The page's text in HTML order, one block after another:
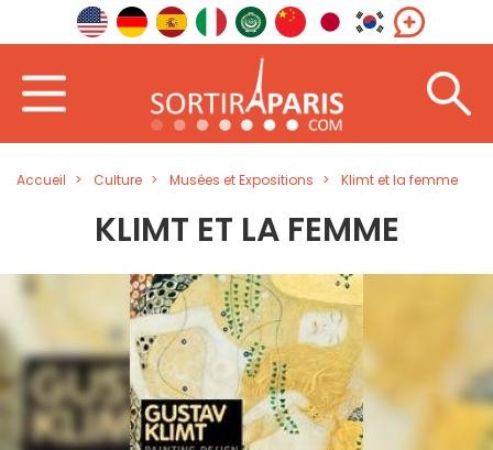
Accueil Culture Musées et Expositions Klimt et la femme
KLIMT ET LA FEMME